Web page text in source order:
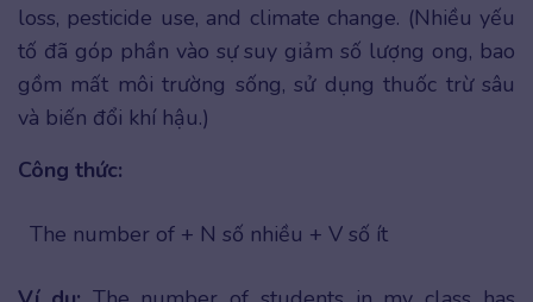
loss, pesticide use, and climate change. (Nhiều yếu
tố đã góp phần vào sự suy giảm số lượng ong, bao
gồm mất môi trường sống, sử dụng thuốc trừ sâu
và biến đổi khí hậu.)
Công thức:
The number of + N số nhiều + V số ít